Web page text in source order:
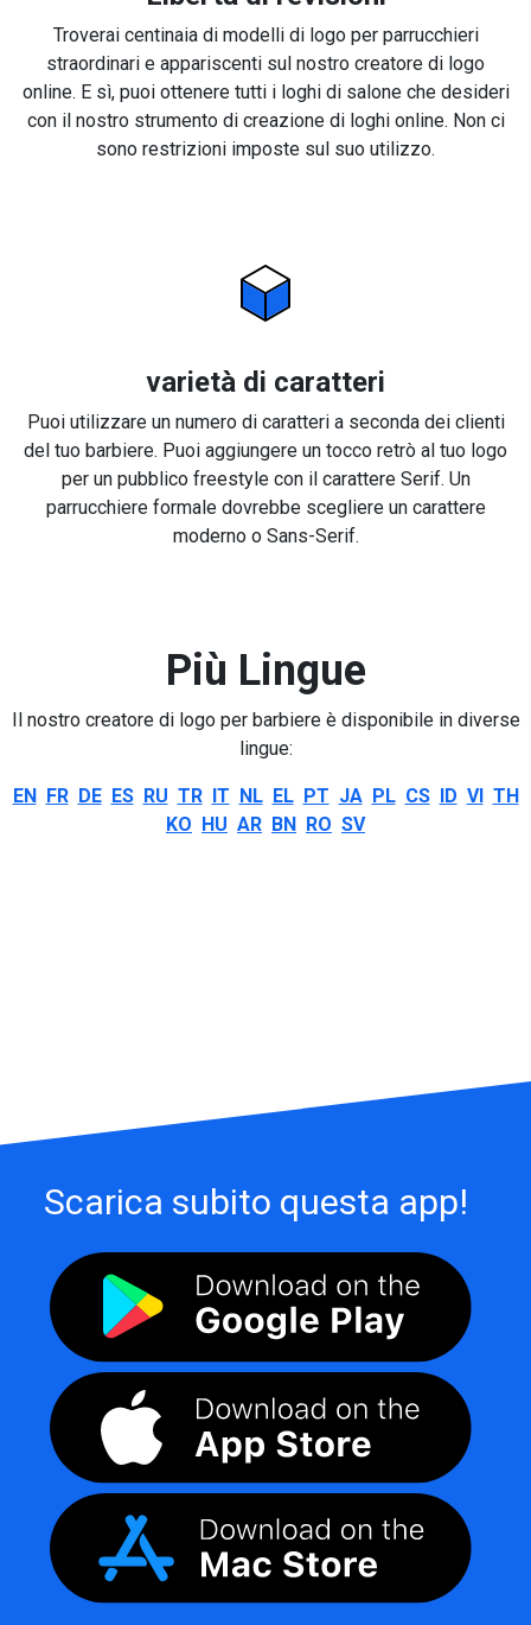
Troverai centinaia di modelli di logo per parrucchieri
straordinari e appariscenti sul nostro creatore di logo
online. E sì, puoi ottenere tutti i loghi di salone che desideri
con il nostro strumento di creazione di loghi online. Non ci
sono restrizioni imposte sul suo utilizzo.
varietà di caratteri
Puoi utilizzare un numero di caratteri a seconda dei clienti
del tuo barbiere. Puoi aggiungere un tocco retrò al tuo logo
per un pubblico freestyle con il carattere Serif. Un
parrucchiere formale dovrebbe scegliere un carattere
moderno o Sans-Serif.
Più Lingue
Il nostro creatore di logo per barbiere è disponibile in diverse
lingue:
EN FR DE ES RU TR IT NL EL PT JA PL CS ID VI TH
KO HU AR BN RO SV
Scarica subito questa app!